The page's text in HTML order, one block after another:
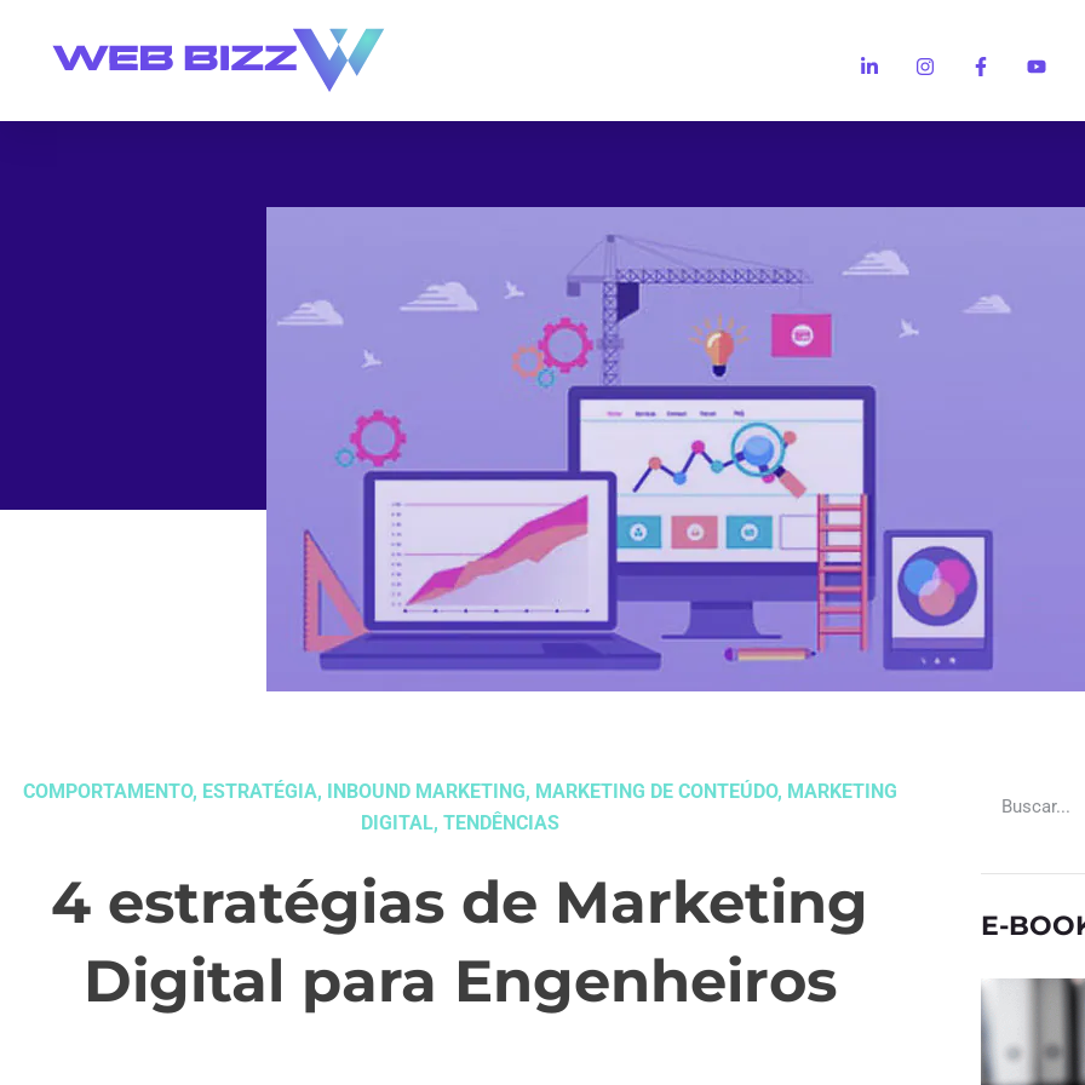
COMPORTAMENTO, ESTRATÉGIA, INBOUND MARKETING, MARKETING DE CONTEÚDO, MARKETING
DIGITAL, TENDÊNCIAS
4 estratégias de Marketing
Digital para Engenheiros
E-